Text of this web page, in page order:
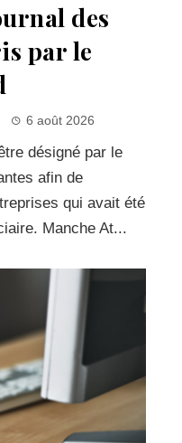
des
par le
6 août 2026
désigné par le
afin de
qui avait été
Manche At...